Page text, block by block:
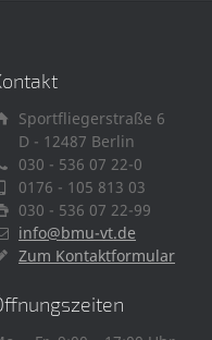
Sportfliegerstraße 6
D - 12487 Berlin
030 - 536 07 22-0
0176 - 105 813 03
030 - 536 07 22-99
info@bmu-vt.de
Zum Kontaktformular